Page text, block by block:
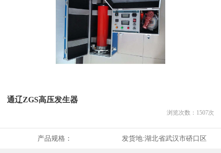
通辽ZGS高压发生器
浏览次数： 1507次
产品规格： 发货地:湖北省武汉市硚口区